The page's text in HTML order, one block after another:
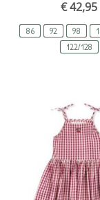
86 92 98
122/128
€42,95